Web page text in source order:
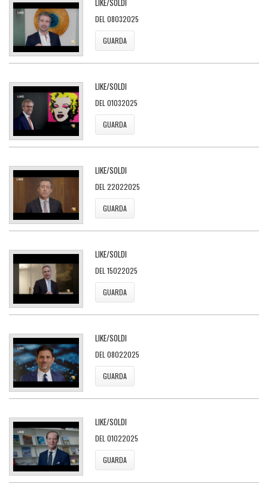
LIKE/SOLDI
DEL 08032025
GUARDA
LIKE/SOLDI
DEL 01032025
GUARDA
LIKE/SOLDI
DEL 22022025
GUARDA
LIKE/SOLDI
DEL 15022025
GUARDA
LIKE/SOLDI
DEL 08022025
GUARDA
LIKE/SOLDI
DEL 01022025
GUARDA